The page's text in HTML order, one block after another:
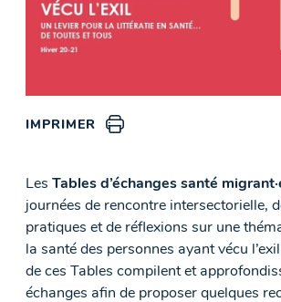
IMPRIMER
Les Tables d’échanges santé
journées de rencontre intersectorielle,
pratiques et de réflexions sur une
la santé des personnes ayant vécu
de ces Tables compilent et
échanges afin de proposer quelques